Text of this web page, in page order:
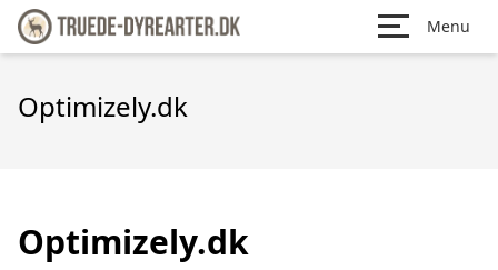
Menu
Optimizely.dk
Optimizely.dk